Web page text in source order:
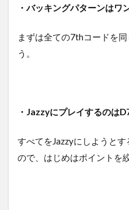
・バッキングパターンはワ
まずは全ての7thコードを
う。
・Jazzyにプレイするのは
すべてをJazzyにしようと
ので、はじめはポイントを